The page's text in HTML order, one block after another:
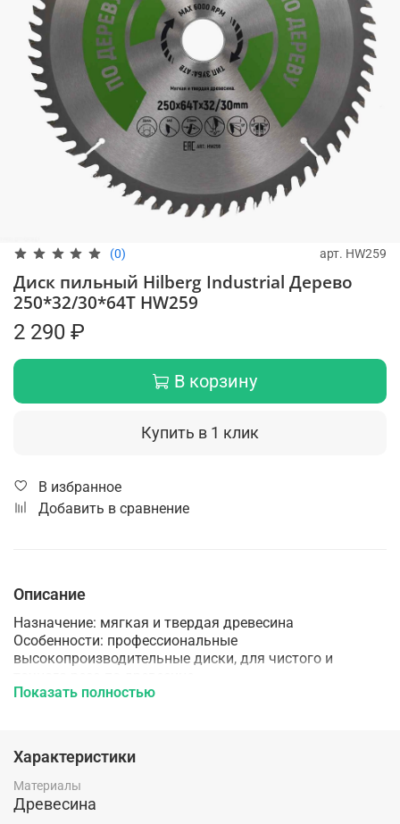
(0) арт. HW259
Диск пильный Hilberg Industrial Дерево
250*32/30*64Т HW259
2 290 ₽
В корзину
Купить в 1 клик
В избранное
Добавить в сравнение
Описание
Назначение: мягкая и твердая древесина
Особенности: профессиональные
высокопроизводительные диски, для чистого и
Показать полностью
Характеристики
Материалы
Древесина